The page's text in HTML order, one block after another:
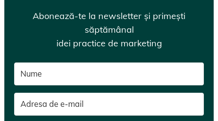
Abonează-te la newsletter și primești
săptămânal
idei practice de marketing